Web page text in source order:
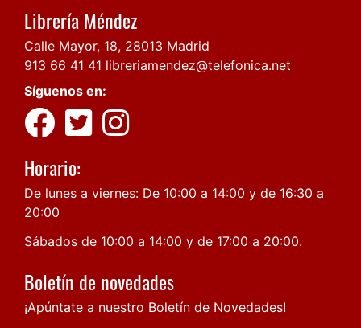
Librería Méndez
Calle Mayor, 18, 28013 Madrid
913 66 41 41 libreriamendez@telefonica.net
Síguenos en:
Horario:
De lunes a viernes: De 10:00 a 14:00 y de 16:30 a
20:00
Sábados de 10:00 a 14:00 y de 17:00 a 20:00.
Boletín de novedades
¡Apúntate a nuestro Boletín de Novedades!